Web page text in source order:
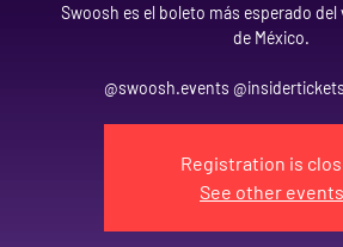
Swoosh es el boleto más esperado del
de México.
@swoosh.events
Registration is
See other events